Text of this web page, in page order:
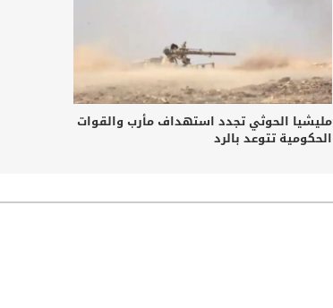
مليشيا الحوثي تجدد استهداف مأرب والقوات
الحكومية تتوعد بالرد